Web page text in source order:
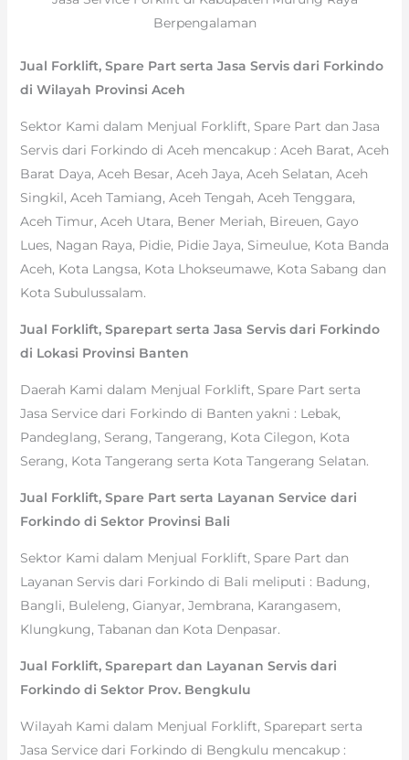
Berpengalaman
Jual Forklift, Spare Part serta Jasa Servis dari Forkindo
di Wilayah Provinsi Aceh
Sektor Kami dalam Menjual Forklift, Spare Part dan Jasa
Servis dari Forkindo di Aceh mencakup : Aceh Barat, Aceh
Barat Daya, Aceh Besar, Aceh Jaya, Aceh Selatan, Aceh
Singkil, Aceh Tamiang, Aceh Tengah, Aceh Tenggara,
Aceh Timur, Aceh Utara, Bener Meriah, Bireuen, Gayo
Lues, Nagan Raya, Pidie, Pidie Jaya, Simeulue, Kota Banda
Aceh, Kota Langsa, Kota Lhokseumawe, Kota Sabang dan
Kota Subulussalam.
Jual Forklift, Sparepart serta Jasa Servis dari Forkindo
di Lokasi Provinsi Banten
Daerah Kami dalam Menjual Forklift, Spare Part serta
Jasa Service dari Forkindo di Banten yakni : Lebak,
Pandeglang, Serang, Tangerang, Kota Cilegon, Kota
Serang, Kota Tangerang serta Kota Tangerang Selatan.
Jual Forklift, Spare Part serta Layanan Service dari
Forkindo di Sektor Provinsi Bali
Sektor Kami dalam Menjual Forklift, Spare Part dan
Layanan Servis dari Forkindo di Bali meliputi : Badung,
Bangli, Buleleng, Gianyar, Jembrana, Karangasem,
Klungkung, Tabanan dan Kota Denpasar.
Jual Forklift, Sparepart dan Layanan Servis dari
Forkindo di Sektor Prov. Bengkulu
Wilayah Kami dalam Menjual Forklift, Sparepart serta
Jasa Service dari Forkindo di Bengkulu mencakup :